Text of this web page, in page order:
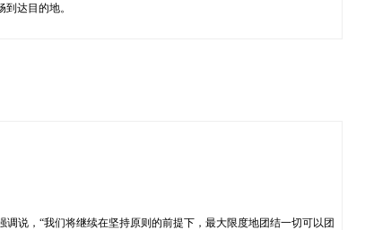
达目的地。
说，“我们将继续在坚持原则的前提下，最大限度地团结一切可以团